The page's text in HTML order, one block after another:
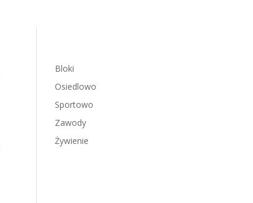
Bloki
Osiedlowo
Sportowo
Zawody
Żywienie